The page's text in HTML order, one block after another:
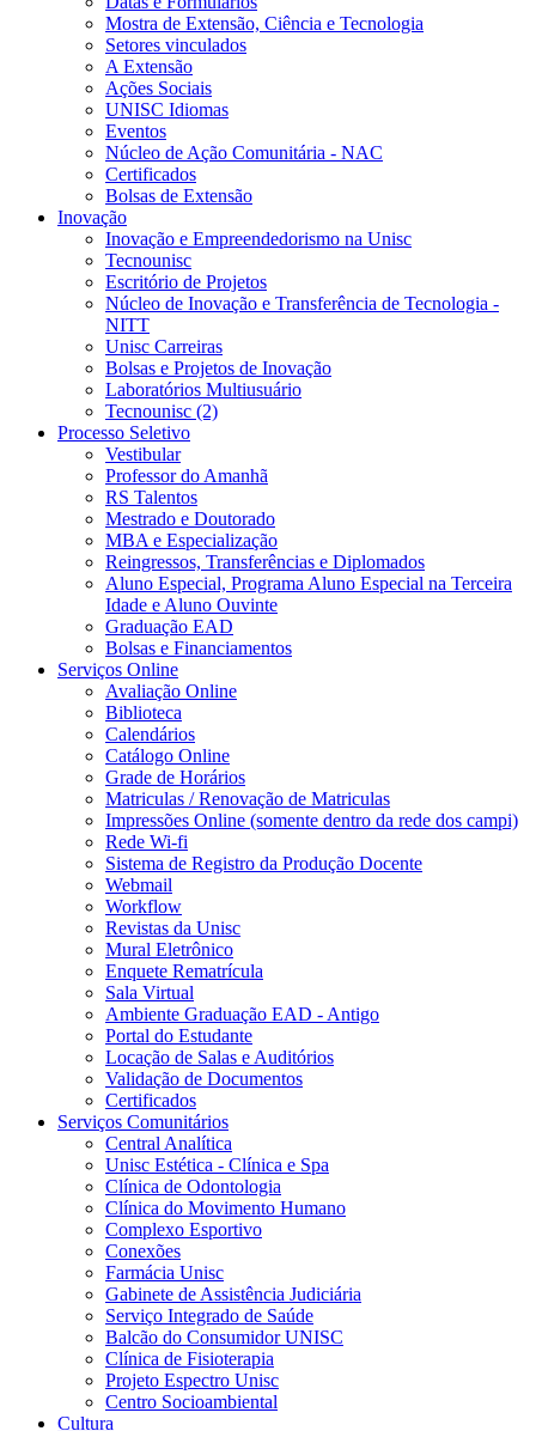
Mostra de Extensão, Ciência e Tecnologia
Setores vinculados
A Extensão
Ações Sociais
UNISC Idiomas
Eventos
Núcleo de Ação Comunitária - NAC
Certificados
Bolsas de Extensão
Inovação
Inovação e Empreendedorismo na Unisc
Tecnounisc
Escritório de Projetos
Núcleo de Inovação e Transferência de Tecnologia -
NITT
Unisc Carreiras
Bolsas e Projetos de Inovação
Laboratórios Multiusuário
Tecnounisc (2)
Processo Seletivo
Vestibular
Professor do Amanhã
RS Talentos
Mestrado e Doutorado
MBA e Especialização
Reingressos, Transferências e Diplomados
Aluno Especial, Programa Aluno Especial na Terceira
Idade e Aluno Ouvinte
Graduação EAD
Bolsas e Financiamentos
Serviços Online
Avaliação Online
Biblioteca
Calendários
Catálogo Online
Grade de Horários
Matriculas / Renovação de Matriculas
Impressões Online (somente dentro da rede dos campi)
Rede Wi-fi
Sistema de Registro da Produção Docente
Webmail
Workflow
Revistas da Unisc
Mural Eletrônico
Enquete Rematrícula
Sala Virtual
Ambiente Graduação EAD - Antigo
Portal do Estudante
Locação de Salas e Auditórios
Validação de Documentos
Certificados
Serviços Comunitários
Central Analítica
Unisc Estética - Clínica e Spa
Clínica de Odontologia
Clínica do Movimento Humano
Complexo Esportivo
Conexões
Farmácia Unisc
Gabinete de Assistência Judiciária
Serviço Integrado de Saúde
Balcão do Consumidor UNISC
Clínica de Fisioterapia
Projeto Espectro Unisc
Centro Socioambiental
Cultura